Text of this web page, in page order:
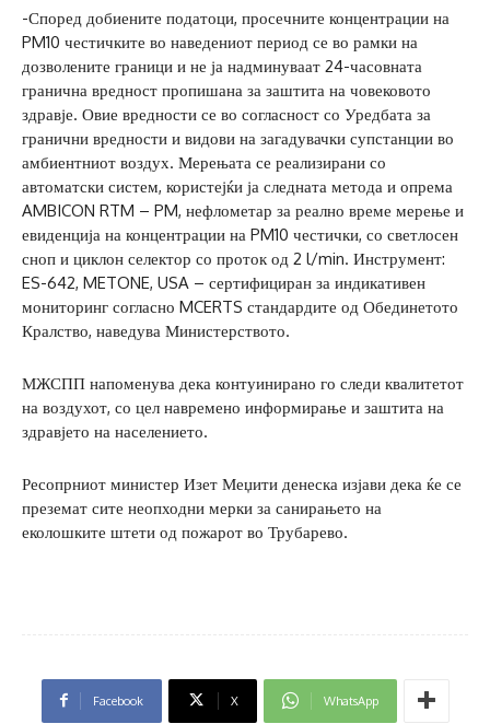
-Според добиените податоци, просечните концентрации на
PM10 честичките во наведениот период се во рамки на
дозволените граници и не ја надминуваат 24-часовната
гранична вредност пропишана за заштита на човековото
здравје. Овие вредности се во согласност со Уредбата за
гранични вредности и видови на загадувачки супстанции во
амбиентниот воздух. Мерењата се реализирани со
автоматски систем, користејќи ја следната метода и опрема
AMBICON RTM – PM, нефлометар за реално време мерење и
евиденција на концентрации на PM10 честички, со светлосен
сноп и циклон селектор со проток од 2 l/min. Инструмент:
ES-642, METONE, USA – сертифициран за индикативен
мониторинг согласно MCERTS стандардите од Обединетото
Кралство, наведува Министерството.
МЖСПП напоменува дека контуинирано го следи квалитетот
на воздухот, со цел навремено информирање и заштита на
здравјето на населението.
Ресопрниот министер Изет Меџити денеска изјави дека ќе се
преземат сите неопходни мерки за санирањето на
еколошките штети од пожарот во Трубарево.
Facebook X WhatsApp